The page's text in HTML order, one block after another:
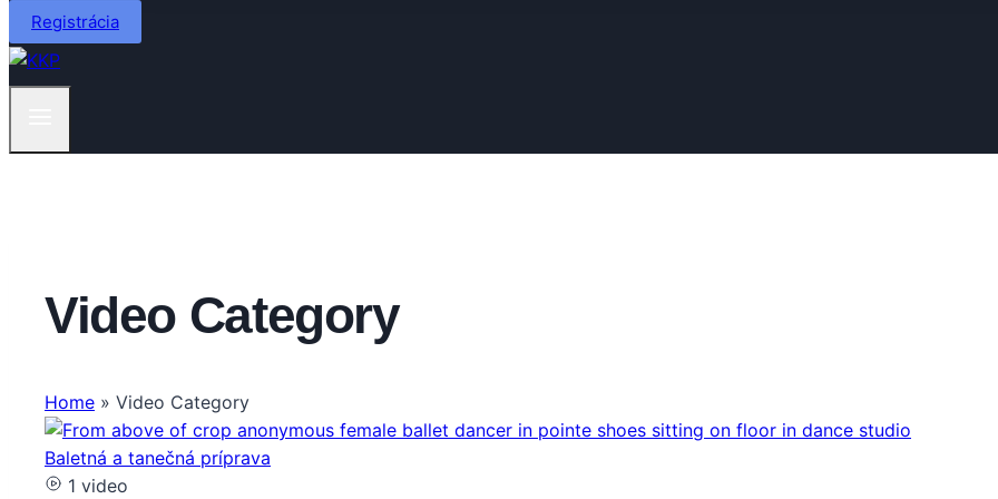
Registrácia
Video Category
Home » Video Category
Baletná a tanečná príprava
1 video